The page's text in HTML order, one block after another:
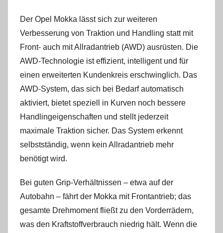
Der Opel Mokka lässt sich zur weiteren
Verbesserung von Traktion und Handling statt mit
Front- auch mit Allradantrieb (AWD) ausrüsten. Die
AWD-Technologie ist effizient, intelligent und für
einen erweiterten Kundenkreis erschwinglich. Das
AWD-System, das sich bei Bedarf automatisch
aktiviert, bietet speziell in Kurven noch bessere
Handlingeigenschaften und stellt jederzeit
maximale Traktion sicher. Das System erkennt
selbstständig, wenn kein Allradantrieb mehr
benötigt wird.
Bei guten Grip-Verhältnissen – etwa auf der
Autobahn – fährt der Mokka mit Frontantrieb; das
gesamte Drehmoment fließt zu den Vorderrädern,
was den Kraftstoffverbrauch niedrig hält. Wenn die